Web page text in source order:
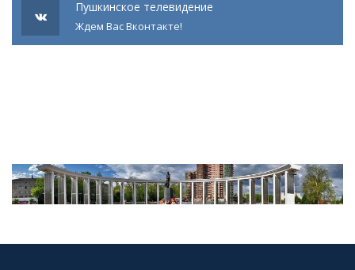
Пушкинское телевидение
Ждем Вас Вконтакте!